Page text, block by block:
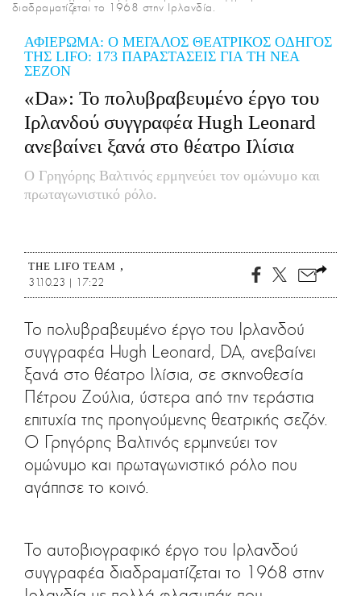
CITY GUIDE
ΑΜΠΑ
PRINT
ΑΦΙΕΡΩΜΑ: Ο ΜΕΓΑΛΟΣ ΘΕΑΤΡΙΚΟΣ ΟΔΗΓΟΣ
ΤΗΣ LIFO: 173 ΠΑΡΑΣΤΑΣΕΙΣ ΓΙΑ ΤΗ ΝΕΑ
ΣΕΖΟΝ
«Da»: Το πολυβραβευμένο έργο του
Ιρλανδού συγγραφέα Hugh Leonard
ανεβαίνει ξανά στο θέατρο Ιλίσια
Ο Γρηγόρης Βαλτινός ερμηνεύει τον ομώνυμο και
πρωταγωνιστικό ρόλο.
διαδραματίζεται το 1968 στην Ιρλανδία.
THE LIFO TEAM
31.10.23 | 17:22
Το πολυβραβευμένο έργο του Ιρλανδού
συγγραφέα Hugh Leonard, DA, ανεβαίνει
ξανά στο θέατρο Ιλίσια, σε σκηνοθεσία
Πέτρου Ζούλια, ύστερα από την τεράστια
επιτυχία της προηγούμενης θεατρικής σεζόν.
Ο Γρηγόρης Βαλτινός ερμηνεύει τον
ομώνυμο και πρωταγωνιστικό ρόλο που
αγάπησε το κοινό.
Το αυτοβιογραφικό έργο του Ιρλανδού
συγγραφέα διαδραματίζεται το 1968 στην